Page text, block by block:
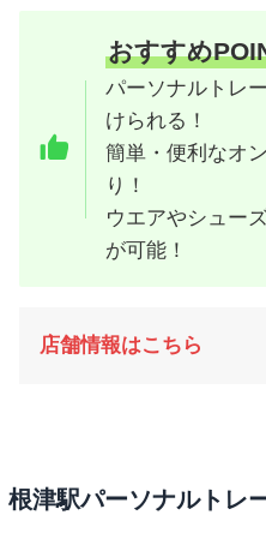
おすすめ
パーソナルトレ
けられる！
簡単・便利なオ
り！
ウエアやシュー
が可能！
店舗情報はこちら
根津駅パーソナルトレ